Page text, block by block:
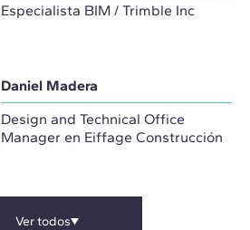
Especialista BIM / Trimble Inc
Daniel Madera
Design and Technical Office
Manager en Eiffage Construcción
Ver todos